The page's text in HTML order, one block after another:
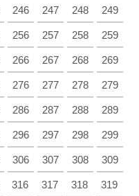
246 247 248 249
256 257 258 259
266 267 268 269
276 277 278 279
286 287 288 289
296 297 298 299
306 307 308 309
316 317 318 319